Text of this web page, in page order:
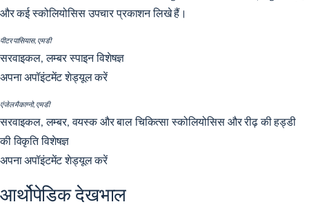
और कई स्कोलियोसिस उपचार प्रकाशन लिखे हैं।
पीटर पासियास, एमडी
सरवाइकल, लम्बर स्पाइन विशेषज्ञ
अपना अपॉइंटमेंट शेड्यूल करें
एंजेल मैकाग्नो, एमडी
सरवाइकल, लम्बर, वयस्क और बाल चिकित्सा स्कोलियोसिस और रीढ़ की हड्डी
की विकृति विशेषज्ञ
अपना अपॉइंटमेंट शेड्यूल करें
आर्थोपेडिक देखभाल